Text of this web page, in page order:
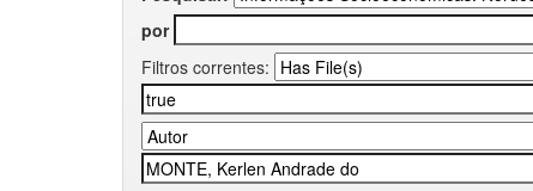
por
Filtros correntes: